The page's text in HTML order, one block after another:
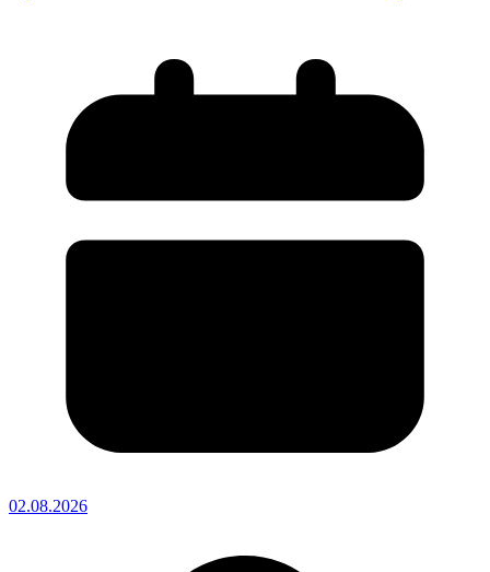
02.08.2026